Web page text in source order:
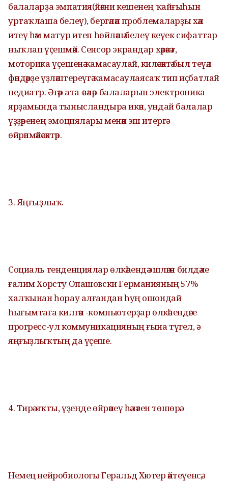
балаларҙа эмпатия(йәғни кешенең ҡайғыһын
уртаҡлаша белеү), бергәләп проблемаларҙы хәл
итеү һәм матур итеп һөйләшә белеү кеүек сифаттар
ныҡлап үҫешмәй. Сенсор экрандар хәрәкәт,
моторика үҫешенә ҡамасаулай, киләсәктә был теүәл
фәндәрҙе үҙләштереүгә ҡамасаулаясаҡ тип иҫбатлай
педиатр. Әгәр ата-әсәләр балаларын электроника
ярҙамында тынысландыра икән, ундай балалар
үҙҙәренең эмоциялары менән эш итергә
өйрәнмәйәсәктәр.
3. Яңғыҙлыҡ.
Социаль тенденциялар өлкәһендә эшләгән билдәле
ғалим Хорсту Опашовски Германияның 57%
халҡынан һорау алғандан һуң ошондай
һығымтаға килгән -компьютерҙар өлкәһендәге
прогресс-ул коммуникацияның ғына түгел, ә
яңғыҙлыҡтың да үҫеше.
4. Тирә-яҡты, үҙеңде өйрәнеү һәләтен төшөрә.
Немец нейробиологы Геральд Хютер әйтеүенсә,